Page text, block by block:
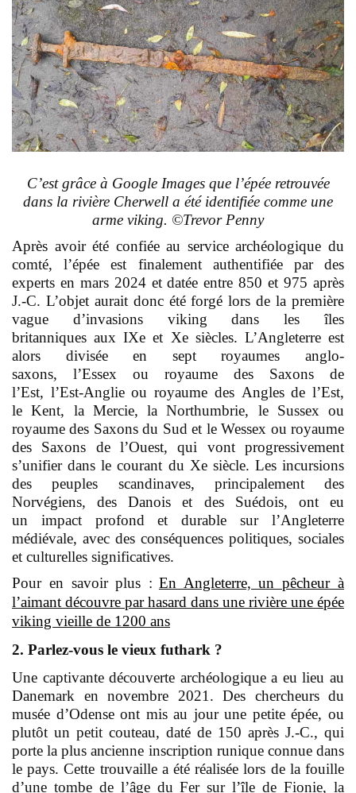
C’est grâce à Google Images que l’épée retrouvée
dans la rivière Cherwell a été identifiée comme une
arme viking. ©Trevor Penny
Après avoir été confiée au service archéologique du
comté, l’épée est finalement authentifiée par des
experts en mars 2024 et datée entre 850 et 975 après
J.-C. L’objet aurait donc été forgé lors de la première
vague d’invasions viking dans les îles
britanniques aux IXe et Xe siècles. L’Angleterre est
alors divisée en sept royaumes anglo-
saxons, l’Essex ou royaume des Saxons de
l’Est, l’Est-Anglie ou royaume des Angles de l’Est,
le Kent, la Mercie, la Northumbrie, le Sussex ou
royaume des Saxons du Sud et le Wessex ou royaume
des Saxons de l’Ouest, qui vont progressivement
s’unifier dans le courant du Xe siècle. Les incursions
des peuples scandinaves, principalement des
Norvégiens, des Danois et des Suédois, ont eu
un impact profond et durable sur l’Angleterre
médiévale, avec des conséquences politiques, sociales
et culturelles significatives.
Pour en savoir plus : En Angleterre, un pêcheur à
l’aimant découvre par hasard dans une rivière une épée
viking vieille de 1200 ans
2. Parlez-vous le vieux futhark ?
Une captivante découverte archéologique a eu lieu au
Danemark en novembre 2021. Des chercheurs du
musée d’Odense ont mis au jour une petite épée, ou
plutôt un petit couteau, daté de 150 après J.-C., qui
porte la plus ancienne inscription runique connue dans
le pays. Cette trouvaille a été réalisée lors de la fouille
d’une tombe de l’âge du Fer sur l’île de Fionie, la